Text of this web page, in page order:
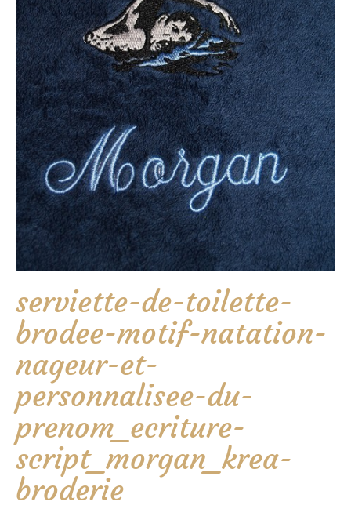
serviette-de-toilette-
brodee-motif-natation-
nageur-et-
personnalisee-du-
prenom_ecriture-
script_morgan_krea-
broderie